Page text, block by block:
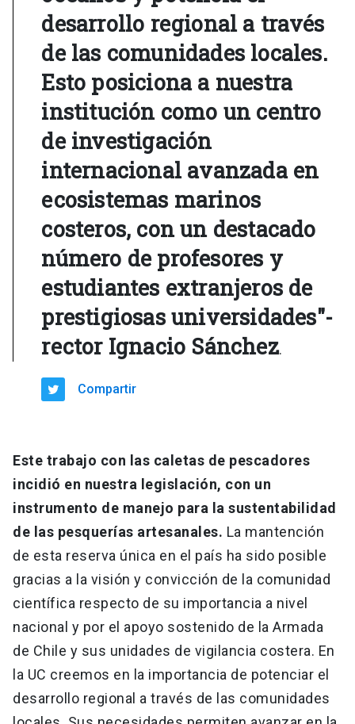
desarrollo regional a través
de las comunidades locales.
Esto posiciona a nuestra
institución como un centro
de investigación
internacional avanzada en
ecosistemas marinos
costeros, con un destacado
número de profesores y
estudiantes extranjeros de
prestigiosas universidades"-
rector Ignacio Sánchez.
Compartir
Este trabajo con las caletas de pescadores
incidió en nuestra legislación, con un
instrumento de manejo para la sustentabilidad
de las pesquerías artesanales. La mantención
de esta reserva única en el país ha sido posible
gracias a la visión y convicción de la comunidad
científica respecto de su importancia a nivel
nacional y por el apoyo sostenido de la Armada
de Chile y sus unidades de vigilancia costera. En
la UC creemos en la importancia de potenciar el
desarrollo regional a través de las comunidades